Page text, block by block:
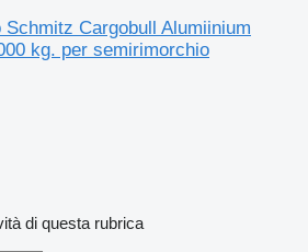
Cargobull Alumiinium
kg. per semirimorchio
di questa rubrica